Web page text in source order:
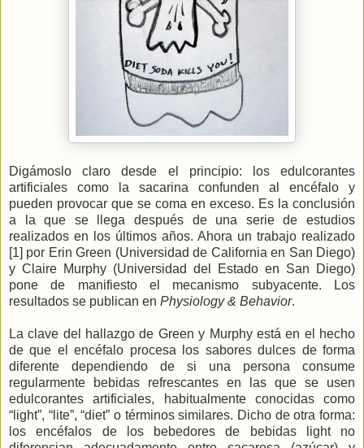
Digámoslo claro desde el principio: los edulcorantes
artificiales como la sacarina confunden al encéfalo y
pueden provocar que se coma en exceso. Es la conclusión
a la que se llega después de una serie de estudios
realizados en los últimos años. Ahora un trabajo realizado
[1] por Erin Green (Universidad de California en San Diego)
y Claire Murphy (Universidad del Estado en San Diego)
pone de manifiesto el mecanismo subyacente. Los
resultados se publican en Physiology & Behavior.
La clave del hallazgo de Green y Murphy está en el hecho
de que el encéfalo procesa los sabores dulces de forma
diferente dependiendo de si una persona consume
regularmente bebidas refrescantes en las que se usen
edulcorantes artificiales, habitualmente conocidas como
“light”, “lite”, “diet” o términos similares. Dicho de otra forma:
los encéfalos de los bebedores de bebidas light no